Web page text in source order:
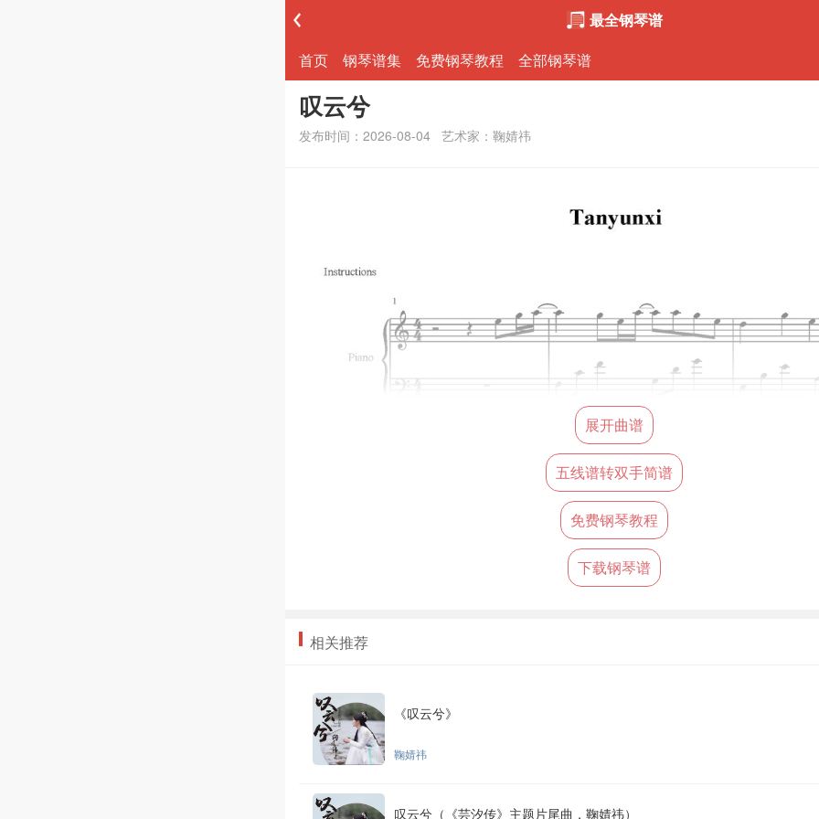
最全钢琴谱
首页
钢琴谱集 免费钢琴教程 全部钢琴谱
叹云兮
发布时间：2026-08-04 艺术家：鞠婧祎
展开曲谱
五线谱转双手简谱
免费钢琴教程
下载钢琴谱
相关推荐
《叹云兮》
鞠婧祎
叹云兮（《芸汐传》主题片尾曲，鞠婧祎）